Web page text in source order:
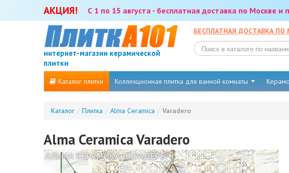
АКЦИЯ! С 1 по 15 августа - бесплатная доставка по Москве
интернет-магазин керамической
плитки
БЕСПЛАТНАЯ ДОСТАВКА ПО
Каталог плитки Коллекционная плитка для ванной комнаты
Каталог / Плитка / Alma Ceramica / Varadero
Alma Ceramica Varadero
АЛЬМА КЕРАМИКА ВАРАДЕРО